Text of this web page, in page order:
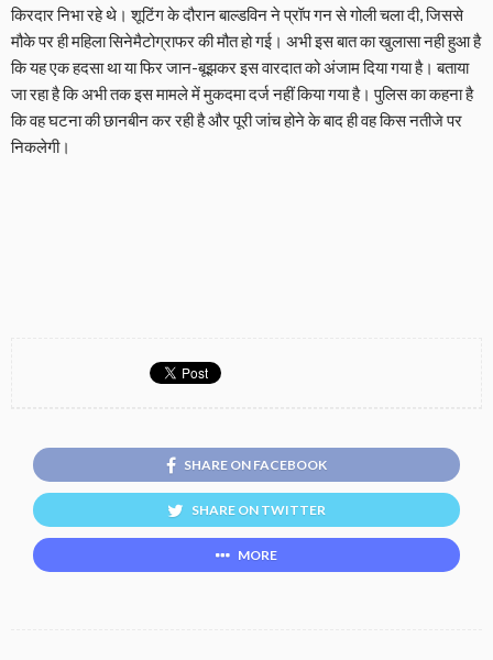
किरदार निभा रहे थे। शूटिंग के दौरान बाल्डविन ने प्रॉप गन से गोली चला दी, जिससे
मौके पर ही महिला सिनेमैटोग्राफर की मौत हो गई। अभी इस बात का खुलासा नही हुआ है
कि यह एक हदसा था या फिर जान-बूझकर इस वारदात को अंजाम दिया गया है। बताया
जा रहा है कि अभी तक इस मामले में मुकदमा दर्ज नहीं किया गया है। पुलिस का कहना है
कि वह घटना की छानबीन कर रही है और पूरी जांच होने के बाद ही वह किस नतीजे पर
निकलेगी।
SHARE ON FACEBOOK
SHARE ON TWITTER
MORE